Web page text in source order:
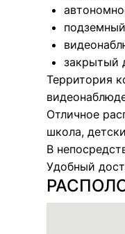
закрытый
Территория
Отличное
школа,
В
Удобный